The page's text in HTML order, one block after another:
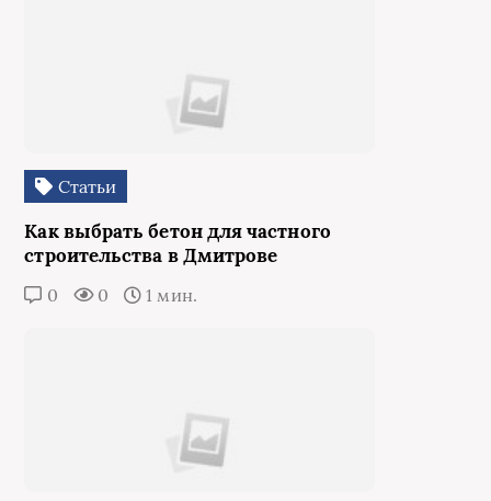
Статьи
Как выбрать бетон для частного
строительства в Дмитрове
0 0 1 мин.